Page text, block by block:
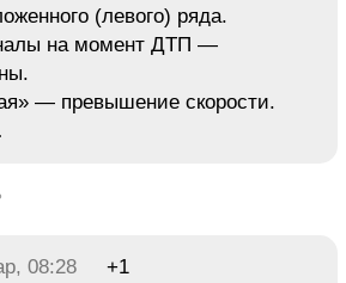
(левого) ряда.
на момент ДТП —
— превышение скорости.
08:28
+1